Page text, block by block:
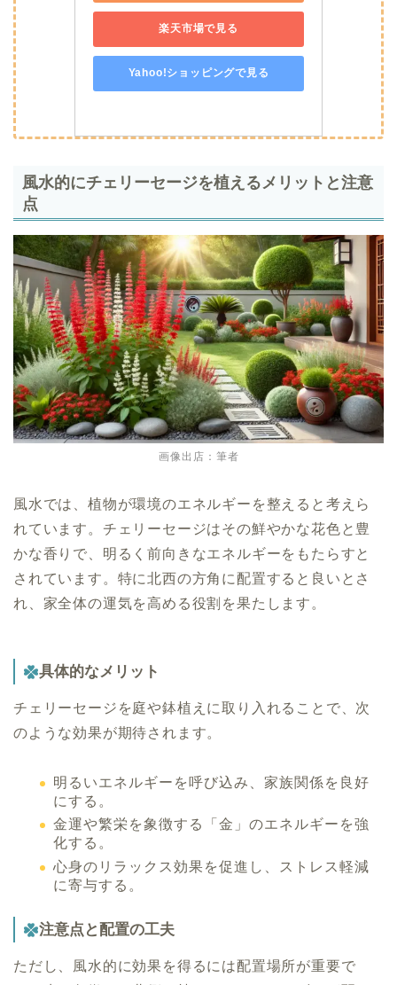
楽天市場で見る
Yahoo!ショッピングで見る
風水的にチェリーセージを植えるメリットと注意
点
画像出店：筆者
風水では、植物が環境のエネルギーを整えると考えら
れています。チェリーセージはその鮮やかな花色と豊
かな香りで、明るく前向きなエネルギーをもたらすと
されています。特に北西の方角に配置すると良いとさ
れ、家全体の運気を高める役割を果たします。
具体的なメリット
チェリーセージを庭や鉢植えに取り入れることで、次
のような効果が期待されます。
明るいエネルギーを呼び込み、家族関係を良好
にする。
金運や繁栄を象徴する「金」のエネルギーを強
化する。
心身のリラックス効果を促進し、ストレス軽減
に寄与する。
注意点と配置の工夫
ただし、風水的に効果を得るには配置場所が重要で